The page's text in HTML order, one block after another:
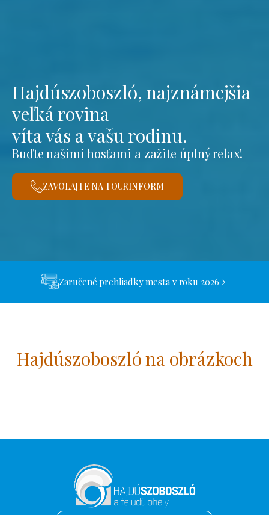
Hajdúszoboszló, najznámejšia
veľká rovina
víta vás a vašu rodinu.
Buďte našimi hosťami a zažite úplný relax!
ZAVOLAJTE NA TOURINFORM
Zaručené prehliadky mesta v roku 2026
Hajdúszoboszló na obrázkoch